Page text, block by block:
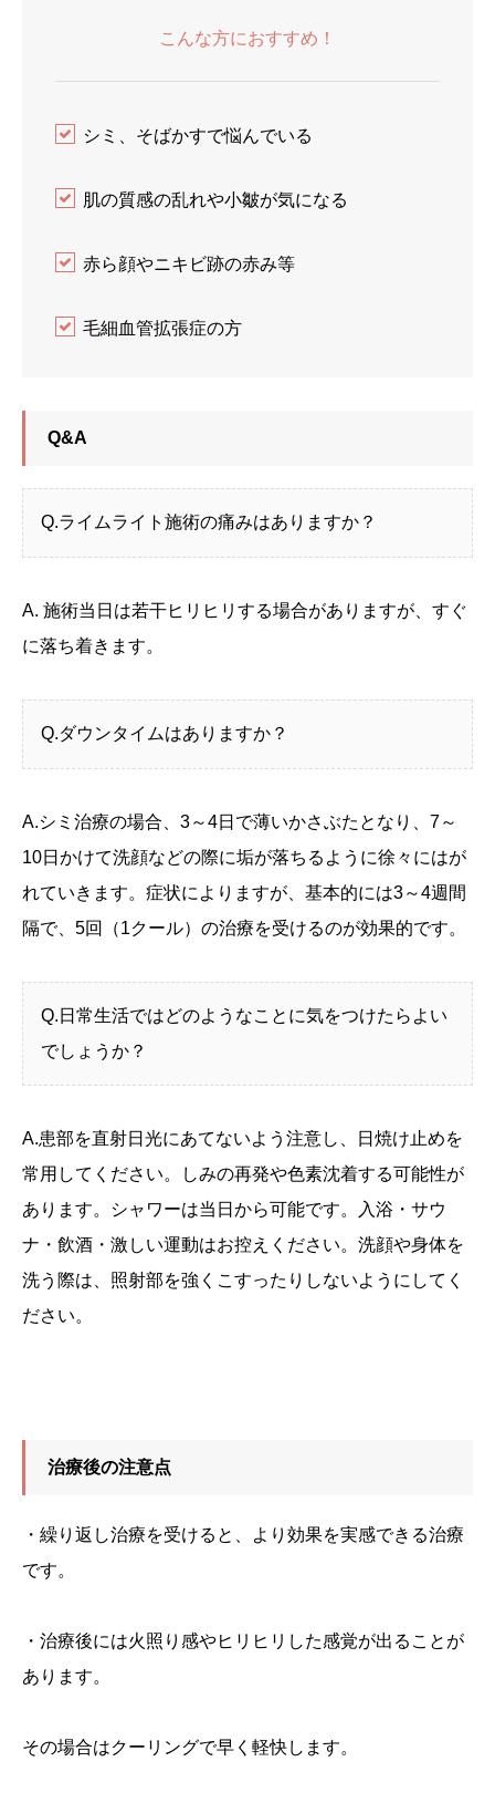
こんな方におすすめ！
シミ、そばかすで悩んでいる
肌の質感の乱れや小皺が気になる
赤ら顔やニキビ跡の赤み等
毛細血管拡張症の方
Q&A
Q.ライムライト施術の痛みはありますか？
A. 施術当日は若干ヒリヒリする場合がありますが、すぐ
に落ち着きます。
Q.ダウンタイムはありますか？
A.シミ治療の場合、3～4日で薄いかさぶたとなり、7～
10日かけて洗顔などの際に垢が落ちるように徐々にはが
れていきます。症状によりますが、基本的には3～4週間
隔で、5回（1クール）の治療を受けるのが効果的です。
Q.日常生活ではどのようなことに気をつけたらよい
でしょうか？
A.患部を直射日光にあてないよう注意し、日焼け止めを
常用してください。しみの再発や色素沈着する可能性が
あります。シャワーは当日から可能です。入浴・サウ
ナ・飲酒・激しい運動はお控えください。洗顔や身体を
洗う際は、照射部を強くこすったりしないようにしてく
ださい。
治療後の注意点
・繰り返し治療を受けると、より効果を実感できる治療
です。
・治療後には火照り感やヒリヒリした感覚が出ることが
あります。
その場合はクーリングで早く軽快します。